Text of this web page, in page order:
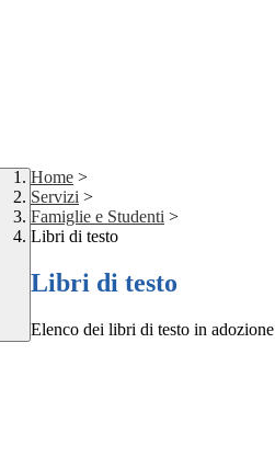
Home >
Servizi >
Famiglie e Studenti >
Libri di testo
Libri di testo
Elenco dei libri di testo in adozione